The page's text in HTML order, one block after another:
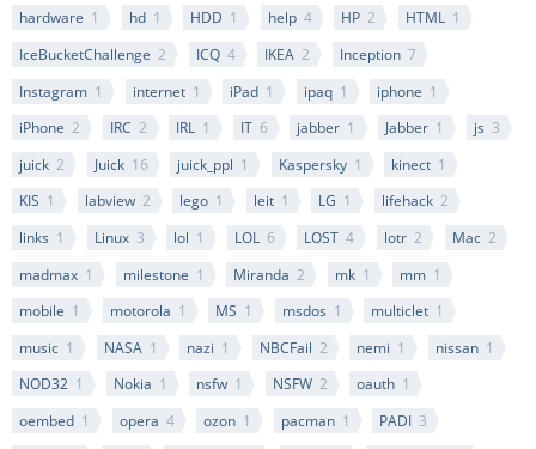
hardware 1 hd 1 HDD 1 help 4 HP 2 HTML 1
IceBucketChallenge 2 ICQ 4 IKEA 2 Inception 7
Instagram 1 internet 1 iPad 1 ipaq 1 iphone 1
iPhone 2 IRC 2 IRL 1 IT 6 jabber 1 Jabber 1 js 3
juick 2 Juick 16 juick_ppl 1 Kaspersky 1 kinect 1
KIS 1 labview 2 lego 1 leit 1 LG 1 lifehack 2
links 1 Linux 3 lol 1 LOL 6 LOST 4 lotr 2 Mac 2
madmax 1 milestone 1 Miranda 2 mk 1 mm 1
mobile 1 motorola 1 MS 1 msdos 1 multiclet 1
music 1 NASA 1 nazi 1 NBCFail 2 nemi 1 nissan 1
NOD32 1 Nokia 1 nsfw 1 NSFW 2 oauth 1
oembed 1 opera 4 ozon 1 pacman 1 PADI 3